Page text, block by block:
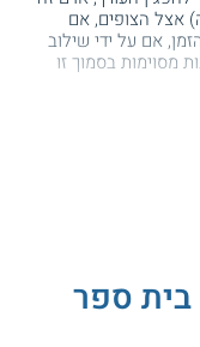
אצל הצופים, אם
אם על ידי שילוב
מסוימות בסמוך זו
הפתוחה
לאנשים בעלי
בית ספר